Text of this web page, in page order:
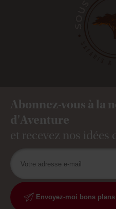
Abonnez-vous à la
d'Aventure
et recevez nos idées
Envoyez-moi bons